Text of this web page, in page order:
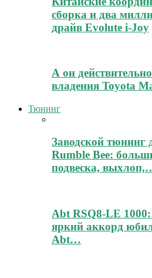
сборка и два
драйв Evolute i-Joy
А он
владения Toyota
Тюнинг
Заводской тюнинг
Rumble Bee:
подвеска,
Abt RSQ8-LE
яркий аккорд
Abt…